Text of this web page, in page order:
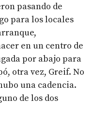
pasando de
para los locales
en un centro de
por abajo para
otra vez, Greif. No
una cadencia.
de los dos